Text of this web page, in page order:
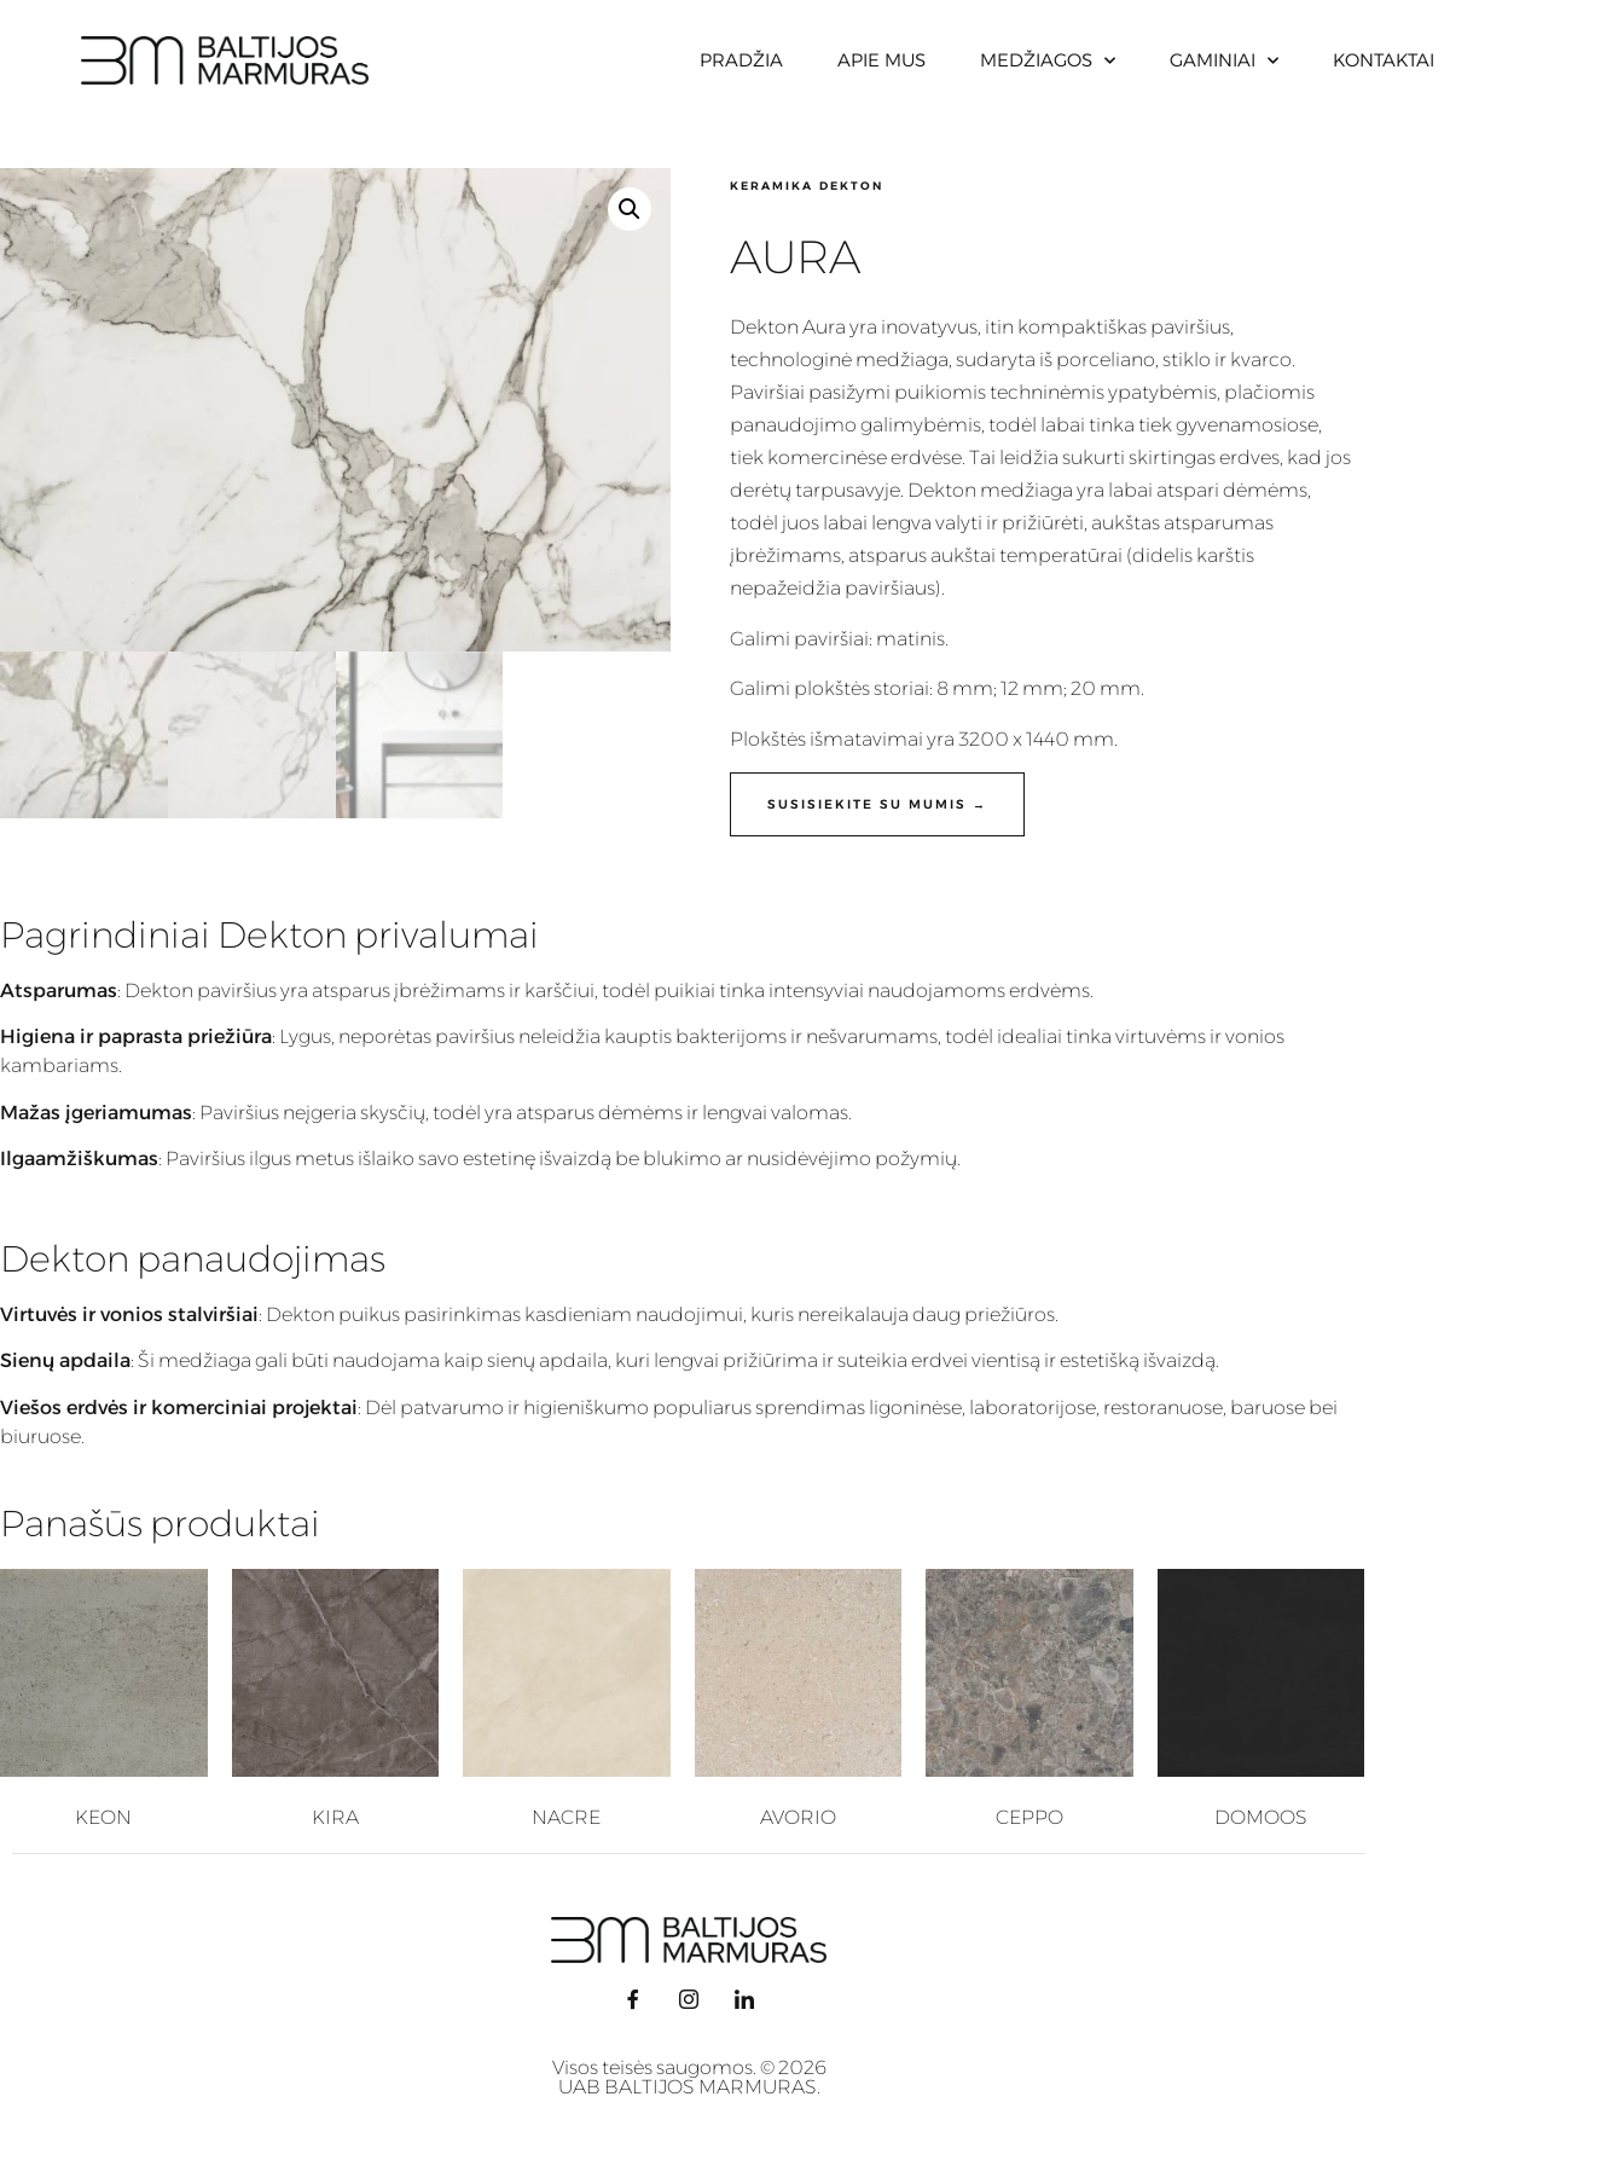
PRADŽIA APIE MUS MEDŽIAGOS GAMINIAI KONTAKTAI
KERAMIKA DEKTON
AURA
Dekton Aura yra inovatyvus, itin kompaktiškas paviršius,
technologinė medžiaga, sudaryta iš porceliano, stiklo ir kvarco.
Paviršiai pasižymi puikiomis techninėmis ypatybėmis, plačiomis
panaudojimo galimybėmis, todėl labai tinka tiek gyvenamosiose,
tiek komercinėse erdvėse. Tai leidžia sukurti skirtingas erdves, kad jos
derėtų tarpusavyje. Dekton medžiaga yra labai atspari dėmėms,
todėl juos labai lengva valyti ir prižiūrėti, aukštas atsparumas
įbrėžimams, atsparus aukštai temperatūrai (didelis karštis
nepažeidžia paviršiaus).
Galimi paviršiai: matinis.
Galimi plokštės storiai: 8 mm; 12 mm; 20 mm.
Plokštės išmatavimai yra 3200 x 1440 mm.
SUSISIEKITE SU MUMIS →
Pagrindiniai Dekton privalumai
Atsparumas: Dekton paviršius yra atsparus įbrėžimams ir karščiui, todėl puikiai tinka intensyviai naudojamoms erdvėms.
Higiena ir paprasta priežiūra: Lygus, neporėtas paviršius neleidžia kauptis bakterijoms ir nešvarumams, todėl idealiai tinka virtuvėms ir vonios
kambariams.
Mažas įgeriamumas: Paviršius neįgeria skysčių, todėl yra atsparus dėmėms ir lengvai valomas.
Ilgaamžiškumas: Paviršius ilgus metus išlaiko savo estetinę išvaizdą be blukimo ar nusidėvėjimo požymių.
Dekton panaudojimas
Virtuvės ir vonios stalviršiai: Dekton puikus pasirinkimas kasdieniam naudojimui, kuris nereikalauja daug priežiūros.
Sienų apdaila: Ši medžiaga gali būti naudojama kaip sienų apdaila, kuri lengvai prižiūrima ir suteikia erdvei vientisą ir estetišką išvaizdą.
Viešos erdvės ir komerciniai projektai: Dėl patvarumo ir higieniškumo populiarus sprendimas ligoninėse, laboratorijose, restoranuose, baruose bei
biuruose.
Panašūs produktai
KEON KIRA NACRE AVORIO CEPPO DOMOOS
Visos teisės saugomos. © 2026
UAB BALTIJOS MARMURAS.